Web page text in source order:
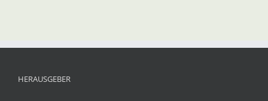
HERAUSGEBER